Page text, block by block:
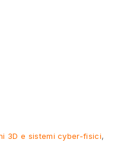
3D e sistemi cyber-fisici